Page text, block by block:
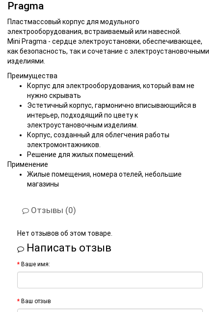
Pragma
Пластмассовый корпус для модульного
электрооборудования, встраиваемый или навесной.
Mini Pragma - сердце электроустановки, обеспечивающее,
как безопасность, так и сочетание с электроустановочными
изделиями.
Преимущества
Корпус для электрооборудования, который вам не
нужно скрывать
Эстетичный корпус, гармонично вписывающийся в
интерьер, подходящий по цвету к
электроустановочным изделиям.
Корпус, созданный для облегчения работы
электромонтажников.
Решение для жилых помещений.
Применение
Жилые помещения, номера отелей, небольшие
магазины
Отзывы (0)
Нет отзывов об этом товаре.
Написать отзыв
Ваше имя:
Ваш отзыв